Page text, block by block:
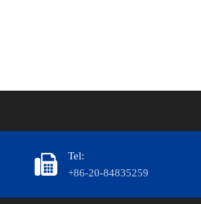
Tel:
+86-20-84835259